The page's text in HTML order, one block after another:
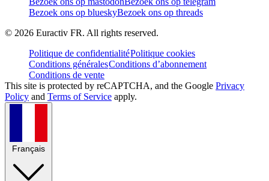
Bezoek ons op blueskyBezoek ons op threads
© 2026 Euractiv FR. All rights reserved.
Politique de confidentialitéPolitique cookies
Conditions généralesConditions d’abonnement
Conditions de vente
This site is protected by reCAPTCHA, and the Google Privacy
Policy and Terms of Service apply.
Français